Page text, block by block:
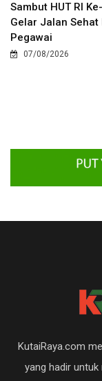
Sambut HUT RI
Gelar Jalan Sehat
Pegawai
07/08/2026
KutaiRaya.com
yang hadir